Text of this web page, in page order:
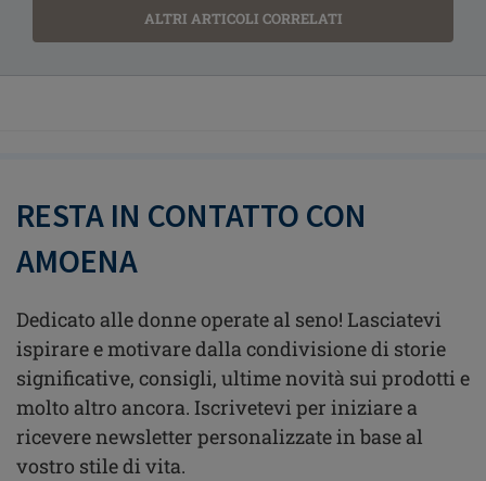
ALTRI ARTICOLI CORRELATI
RESTA IN CONTATTO CON
AMOENA
Dedicato alle donne operate al seno! Lasciatevi
ispirare e motivare dalla condivisione di storie
significative, consigli, ultime novità sui prodotti e
molto altro ancora. Iscrivetevi per iniziare a
ricevere newsletter personalizzate in base al
vostro stile di vita.